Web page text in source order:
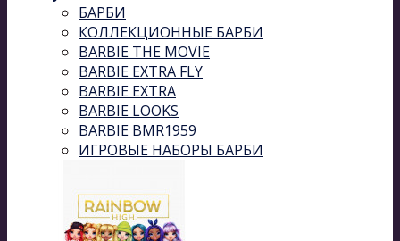
БАРБИ
КОЛЛЕКЦИОННЫЕ БАРБИ
BARBIE THE MOVIE
BARBIE EXTRA FLY
BARBIE EXTRA
BARBIE LOOKS
BARBIE BMR1959
ИГРОВЫЕ НАБОРЫ БАРБИ